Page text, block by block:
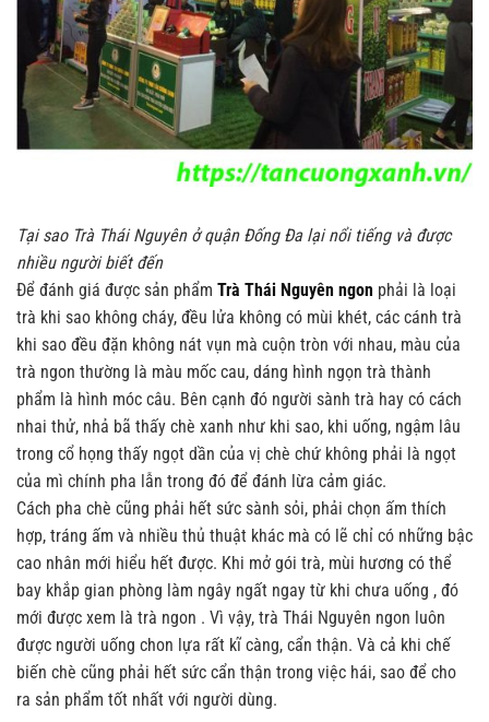
Tại sao TràThái Nguyên ở quận Đống Đa lại nổi tiếng và được
nhiều người biết đến
Để đánh giá được sản phẩm Trà Thái Nguyên ngon phải là loại
trà khi sao không cháy, đều lửa không có mùi khét, các cánh trà
khi sao đều đặn không nát vụn mà cuộn tròn với nhau, màu của
trà ngon thường là màu mốc cau, dáng hình ngọn trà thành
phẩm là hình móc câu. Bên cạnh đó người sành trà hay có cách
nhai thử, nhả bã thấy chè xanh như khi sao, khi uống, ngậm lâu
trong cổ họng thấy ngọt dần của vị chè chứ không phải là ngọt
của mì chính pha lẫn trong đó để đánh lừa cảm giác.
Cách pha chè cũng phải hết sức sành sỏi, phải chọn ấm thích
hợp, tráng ấm và nhiều thủ thuật khác mà có lẽ chỉ có những bậc
cao nhân mới hiểu hết được. Khi mở gói trà, mùi hương có thể
bay khắp gian phòng làm ngây ngất ngay từ khi chưa uống , đó
mới được xem là trà ngon . Vì vậy, trà Thái Nguyên ngon luôn
được người uống chon lựa rất kĩ càng, cẩn thận. Và cả khi chế
biến chè cũng phải hết sức cẩn thận trong việc hái, sao để cho
ra sản phẩm tốt nhất với người dùng.